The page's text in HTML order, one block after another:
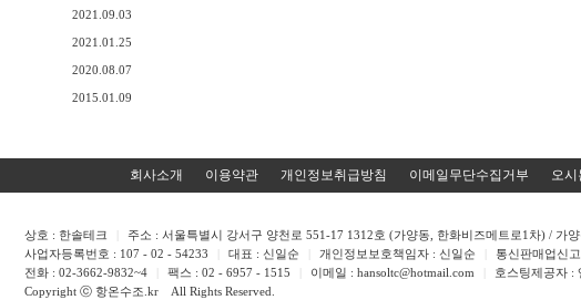
2021.09.03
2021.01.25
2020.08.07
2015.01.09
회사소개 이용약관 개인정보취급방침 이메일무단수집거부 오시
상호 : 한솔테크
주소 : 서울특별시 강서구 양천로 551-17 1312호 (가양동, 한화비즈메트로1차) / 가
사업자등록번호 : 107 - 02 - 54233
대표 : 신일순 개인정보보호책임자 : 신일순
통신판매업신
전화 : 02-3662-9832~4
팩스 : 02 - 6957 - 1515 이메일 : hansoltc@hotmail.com
호스팅제공자 :
Copyright ⓒ 항온수조.kr All Rights Reserved.